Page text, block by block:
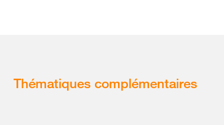
Thématiques complémentaires